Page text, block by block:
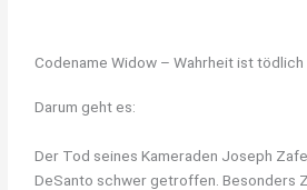
Codename Widow – Wahrheit ist tödlich
Darum geht es:
Der Tod seines Kameraden Joseph
DeSanto schwer getroffen. Besonders